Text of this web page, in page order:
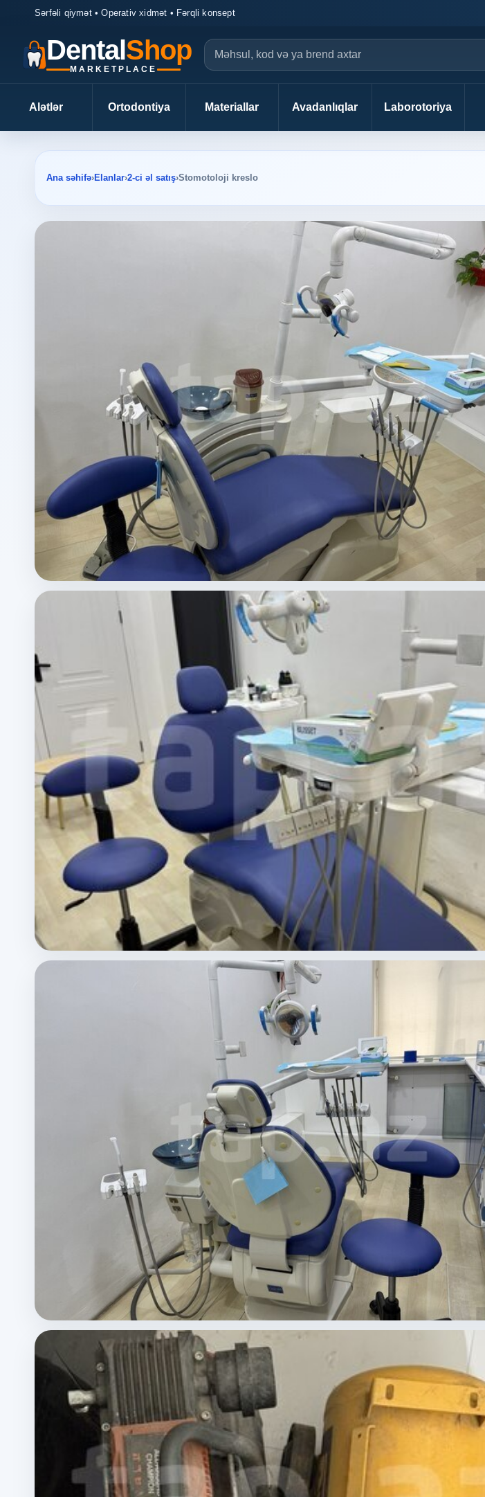
Sərfəli qiymət • Operativ xidmət • Fərqli konsept
DentalShop
MARKETPLACE
Alətlər Ortodontiya Materiallar Avadanlıqlar Laborotoriya
Ana səhifə›Elanlar›2-ci əl satış›Stomotoloji kreslo